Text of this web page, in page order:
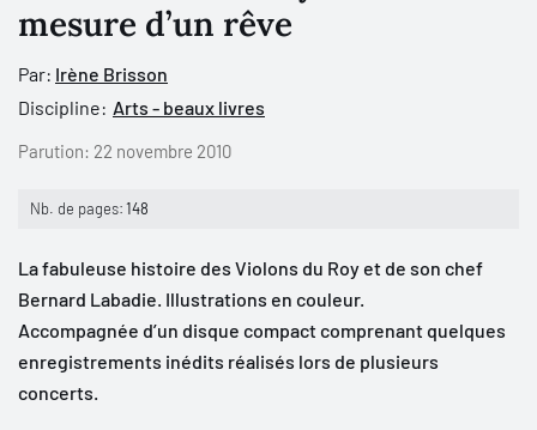
mesure d’un rêve
Par: Irène Brisson
Discipline: Arts - beaux livres
Parution: 22 novembre 2010
Nb. de pages:148
La fabuleuse histoire des Violons du Roy et de son chef
Bernard Labadie. Illustrations en couleur.
Accompagnée d’un disque compact comprenant quelques
enregistrements inédits réalisés lors de plusieurs
concerts.